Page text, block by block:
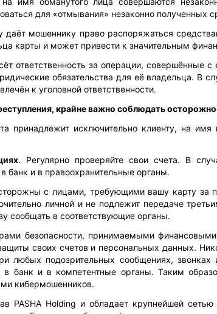
для «отмывания» незаконно полученных
мошеннику право распоряжаться
карты и может привести к значительным
ответственность за операции, совершённые с
обязательства для её владельца. В
к уголовной ответственности.
крайне важно соблюдать
принадлежит исключительно клиенту, на имя
. Регулярно проверяйте свои счета. В
банк и в правоохранительные органы.
с лицами, требующими вашу карту за
личной и не подлежит передаче
сообщать в соответствующие органы.
безопасности, принимаемыми финансовыми
своих счетов и персональных данных.
подозрительных сообщениях, звонках
в банк и в компетентные органы. Таким
кибермошенников.
PASHA Holding и обладает крупнейшей